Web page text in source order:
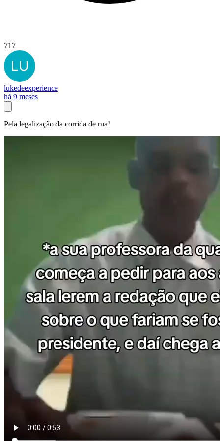
717
lukedeexperience
há 9 meses
Pela legalização da corrida de rua!